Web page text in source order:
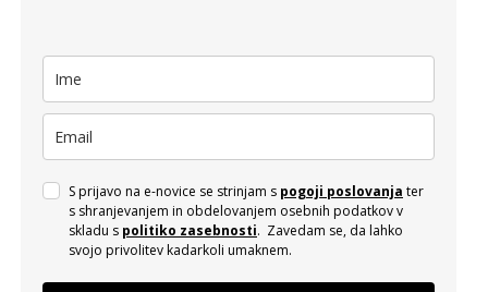
S prijavo na e-novice se strinjam s pogoji poslovanja ter
s shranjevanjem in obdelovanjem osebnih podatkov v
skladu s politiko zasebnosti. Zavedam se, da lahko
svojo privolitev kadarkoli umaknem.